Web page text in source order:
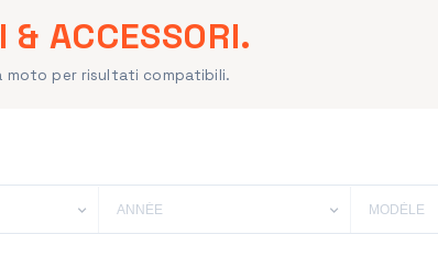
& ACCESSORI.
moto per risultati compatibili.